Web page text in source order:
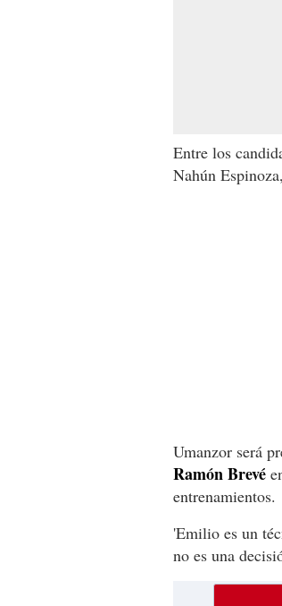
Entre los
Nahún
Umanzor será
Ramón Brevé
entrenamientos.
'Emilio es un
no es una